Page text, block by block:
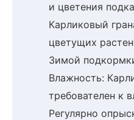
и цветения
Карликовый
цветущих
Зимой
Влажность:
требователен к
Регулярно